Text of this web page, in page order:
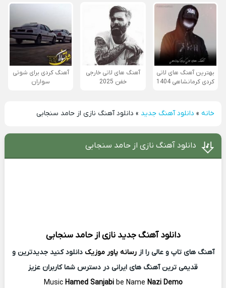
بهترین آهنگ های لاتی
کردی کرمانشاهی 1404
آهنگ های لاتی خارجی
خفن 2025
آهنگ کردی برای شوتی
سواران
خانه» دانلود آهنگ جدید » دانلود آهنگ نازی از حامد سنجابی
دانلود آهنگ نازی از حامد سنجابی
دانلود آهنگ جدید نازی ازحامد سنجابی
آهنگ های تاپ و عالی را ازرسانه پاور موزیک دانلود کنید جدیدترین و
قدیمی ترین آهنگ های ایرانی در دسترس شما کاربران عزیز
MusicHamed Sanjabi be Name Nazi Demo